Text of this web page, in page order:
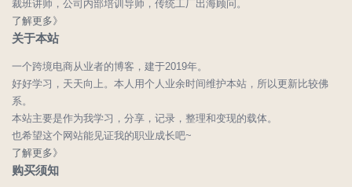
裁班讲师，公司内部培训导师，传统工厂出海顾问。
了解更多》
关于本站
一个跨境电商从业者的博客，建于2019年。
好好学习，天天向上。本人用个人业余时间维护本站，所以更新比较佛
系。
本站主要是作为我学习，分享，记录，整理和变现的载体。
也希望这个网站能见证我的职业成长吧~
了解更多》
购买须知